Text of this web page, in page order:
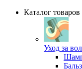
Каталог товаров
Уход за